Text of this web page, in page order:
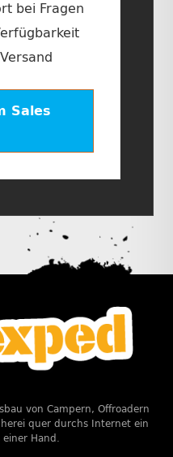
bei Fragen
Sales
von Campern, Offroadern
quer durchs Internet ein
Hand.